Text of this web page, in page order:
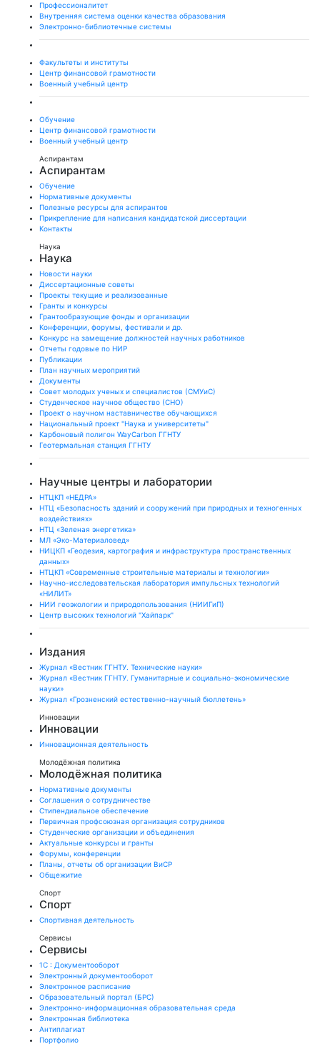
Профессионалитет
Внутренняя система оценки качества образования
Электронно-библиотечные системы
Факультеты и институты
Центр финансовой грамотности
Военный учебный центр
Обучение
Центр финансовой грамотности
Военный учебный центр
Аспирантам
Аспирантам
Обучение
Нормативные документы
Полезные ресурсы для аспирантов
Прикрепление для написания кандидатской диссертации
Контакты
Наука
Наука
Новости науки
Диссертационные советы
Проекты текущие и реализованные
Гранты и конкурсы
Грантообразующие фонды и организации
Конференции, форумы, фестивали и др.
Конкурс на замещение должностей научных работников
Отчеты годовые по НИР
Публикации
План научныx мероприятий
Документы
Совет молодых ученых и специалистов (СМУиС)
Студенческое научное общество (СНО)
Проект о научном наставничестве обучающихся
Национальный проект "Наука и университеты"
Карбоновый полигон WayCarbon ГГНТУ
Геотермальная станция ГГНТУ
Научные центры и лаборатории
НТЦКП «НЕДРА»
НТЦ «Безопасность зданий и сооружений при природных и техногенных
воздействиях»
НТЦ «Зеленая энергетика»
МЛ «Эко-Материаловед»
НИЦКП «Геодезия, картография и инфраструктура пространственных
данных»
НТЦКП «Современные строительные материалы и технологии»
Научно-исследовательская лаборатория импульсных технологий
«НИЛИТ»
НИИ геоэкологии и природопользования (НИИГиП)
Центр высоких технологий "Хайпарк"
Издания
Журнал «Вестник ГГНТУ. Технические науки»
Журнал «Вестник ГГНТУ. Гуманитарные и социально-экономические
науки»
Журнал «Грозненский естественно-научный бюллетень»
Инновации
Инновации
Инновационная деятельность
Молодёжная политика
Молодёжная политика
Нормативные документы
Соглашения о сотрудничестве
Стипендиальное обеспечение
Первичная профсоюзная организация сотрудников
Студенческие организации и объединения
Актуальные конкурсы и гранты
Форумы, конференции
Планы, отчеты об организации ВиСР
Общежитие
Спорт
Спорт
Спортивная деятельность
Сервисы
Сервисы
1С : Документооборот
Электронный документооборот
Электронное расписание
Образовательный портал (БРС)
Электронно-информационная образовательная среда
Электронная библиотека
Антиплагиат
Портфолио